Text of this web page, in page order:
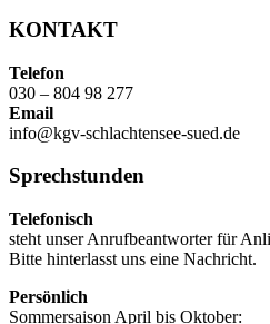
KONTAKT
Telefon
030 – 804 98 277
Email
info@kgv-schlachtensee-sued.de
Sprechstunden
Telefonisch
steht unser Anrufbeantworter für
Bitte hinterlasst uns eine Nachricht.
Persönlich
Sommersaison April bis Oktober: